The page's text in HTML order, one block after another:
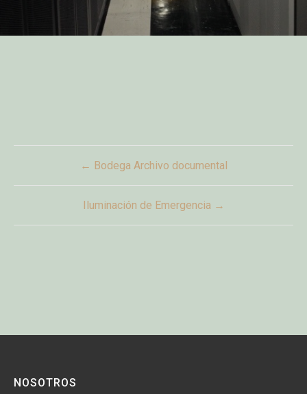
← Bodega Archivo documental
Iluminación de Emergencia →
NOSOTROS